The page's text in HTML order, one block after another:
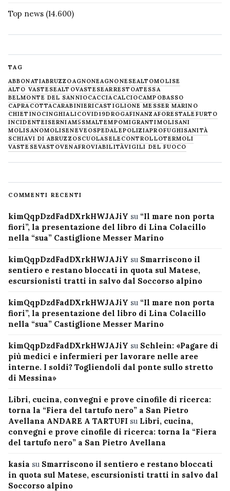
Top news (14.600)
TAG
ABBONATIABRUZZOAGNONEAGNONESEALTOMOLISE
ALTO VASTESEALTOVASTESEARRESTOATESSA
BELMONTE DEL SANNIOCACCIACALCIOCAMPOBASSO
CAPRACOTTACARABINIERICASTIGLIONE MESSER MARINO
CHIETINOCINGHIALICOVID19DROGAFINANZAFORESTALE FURTO
INCIDENTEISERNIAM5SMALTEMPOMIGRANTIMOLISANI
MOLISANOMOLISENEVE OSPEDALEPOLIZIAPROFUGHISANITÀ
SCHIAVI DI ABRUZZOSCUOLASELECONTROLLOTERMOLI
VASTESEVASTOVENAFROVIABILITÀVIGILI DEL FUOCO
COMMENTI RECENTI
kimQqpDzdFadDXrkHWJAJiY su “Il mare non porta
fiori”, la presentazione del libro di Lina Colacillo
nella “sua” Castiglione Messer Marino
kimQqpDzdFadDXrkHWJAJiY su Smarriscono il
sentiero e restano bloccati in quota sul Matese,
escursionisti tratti in salvo dal Soccorso alpino
kimQqpDzdFadDXrkHWJAJiY su “Il mare non porta
fiori”, la presentazione del libro di Lina Colacillo
nella “sua” Castiglione Messer Marino
kimQqpDzdFadDXrkHWJAJiY su Schlein: «Pagare di
più medici e infermieri per lavorare nelle aree
interne. I soldi? Togliendoli dal ponte sullo stretto
di Messina»
Libri, cucina, convegni e prove cinofile di ricerca:
torna la “Fiera del tartufo nero” a San Pietro
Avellana ANDARE A TARTUFI su Libri, cucina,
convegni e prove cinofile di ricerca: torna la “Fiera
del tartufo nero” a San Pietro Avellana
kasia su Smarriscono il sentiero e restano bloccati
in quota sul Matese, escursionisti tratti in salvo dal
Soccorso alpino